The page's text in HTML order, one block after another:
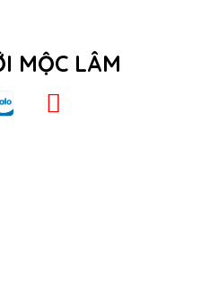
MỘC LÂM
Y
o